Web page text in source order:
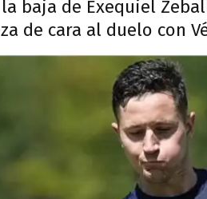
baja de Exequiel
de cara al duelo con